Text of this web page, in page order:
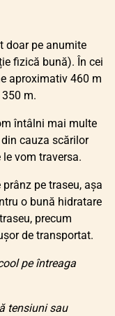
doar pe anumite
fizică bună). În cei
aproximativ 460 m
m.
întâlni mai multe
cauza scărilor
vom traversa.
pe traseu, așa
o bună hidratare
precum
de transportat.
pe întreaga
tensiuni sau